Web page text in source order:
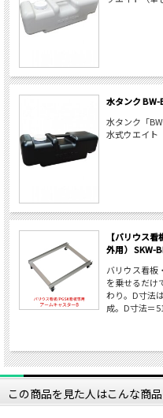
水タンク BW-
水タンク「
水式ウエイト
【バリウス
外用） SKW-
バリウス看板
を乗せるだけ
わり。D寸法
成。D寸法＝
この商品を見た人はこんな商